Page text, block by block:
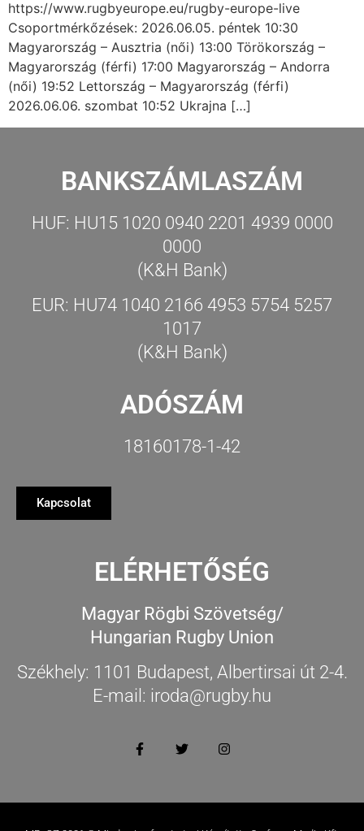
https://www.rugbyeurope.eu/rugby-europe-live
Csoportmérkőzések: 2026.06.05. péntek 10:30
Magyarország – Ausztria (női) 13:00 Törökország –
Magyarország (férfi) 17:00 Magyarország – Andorra
(női) 19:52 Lettország – Magyarország (férfi)
2026.06.06. szombat 10:52 Ukrajna […]
BANKSZÁMLASZÁM
HUF: HU15 1020 0940 2201 4939 0000
0000
(K&H Bank)
EUR: HU74 1040 2166 4953 5754 5257
1017
(K&H Bank)
ADÓSZÁM
18160178-1-42
Kapcsolat
ELÉRHETŐSÉG
Magyar Rögbi Szövetség/
Hungarian Rugby Union
Székhely: 1101 Budapest, Albertirsai út 2-4.
E-mail: iroda@rugby.hu